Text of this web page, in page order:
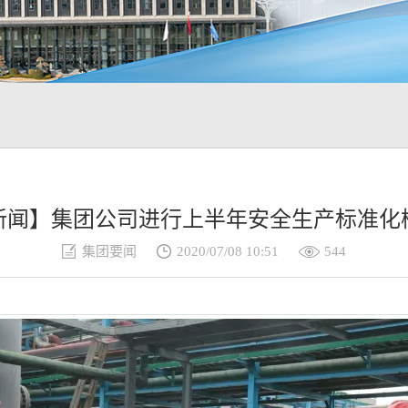
闻】集团公司进行上半年安全生产标准化
集团要闻 2020/07/08 10:51 544